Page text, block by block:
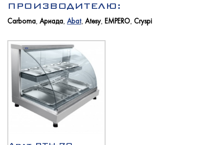
Новости
Для покупателей
ПРОИЗВОДИТЕЛЮ:
Carboma Ариада Abat, Atesy, EMPERO Cryspi